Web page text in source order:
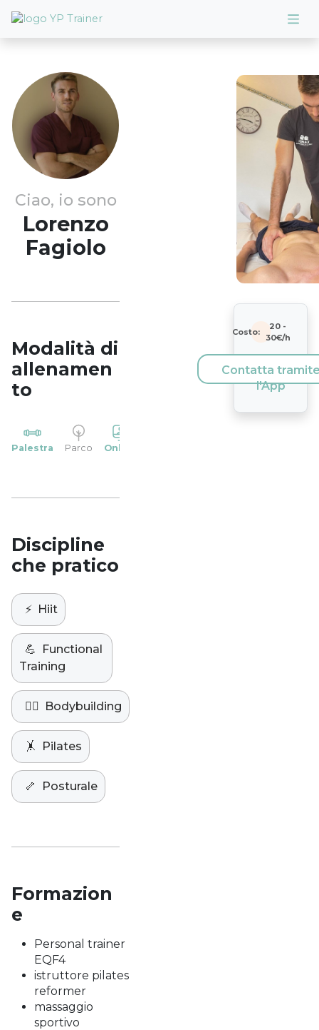
Ciao, io sono
Lorenzo
Fagiolo
Modalità di
allenamen
to
Palestra Parco Online
Discipline
che pratico
⚡️ Hiit
💪
Functional
Training
🏋️‍♀️ Bodybuilding
🤸 Pilates
🦴 Posturale
Formazion
e
Personal trainer
EQF4
istruttore pilates
reformer
massaggio
sportivo
Costo:
20 -
30€/h
Contatta
l'App